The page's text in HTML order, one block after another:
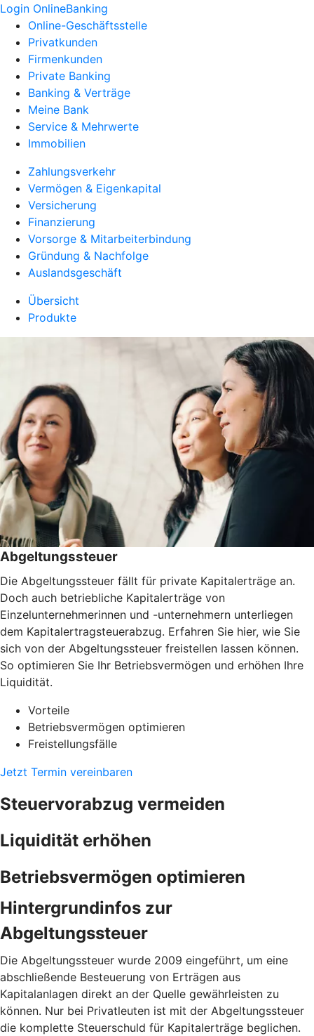
Login OnlineBanking
Online-Geschäftsstelle
Privatkunden
Firmenkunden
Private Banking
Banking & Verträge
Meine Bank
Service & Mehrwerte
Immobilien
Zahlungsverkehr
Vermögen & Eigenkapital
Versicherung
Finanzierung
Vorsorge & Mitarbeiterbindung
Gründung & Nachfolge
Auslandsgeschäft
Übersicht
Produkte
Abgeltungssteuer
Die Abgeltungssteuer fällt für private Kapitalerträge an.
Doch auch betriebliche Kapitalerträge von
Einzelunternehmerinnen und -unternehmern unterliegen
dem Kapitalertragsteuerabzug. Erfahren Sie hier, wie Sie
sich von der Abgeltungssteuer freistellen lassen können.
So optimieren Sie Ihr Betriebsvermögen und erhöhen Ihre
Liquidität.
Vorteile
Betriebsvermögen optimieren
Freistellungsfälle
Jetzt Termin vereinbaren
Steuervorabzug vermeiden
Liquidität erhöhen
Betriebsvermögen optimieren
Hintergrundinfos zur
Abgeltungssteuer
Die Abgeltungssteuer wurde 2009 eingeführt, um eine
abschließende Besteuerung von Erträgen aus
Kapitalanlagen direkt an der Quelle gewährleisten zu
können. Nur bei Privatleuten ist mit der Abgeltungssteuer
die komplette Steuerschuld für Kapitalerträge beglichen.